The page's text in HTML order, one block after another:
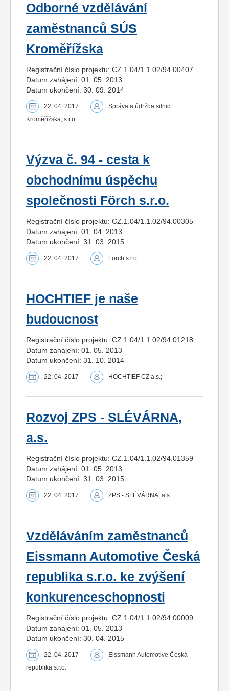
Odborné vzdělávání
zaměstnanců SÚS
Kroměřížska
Registrační číslo projektu: CZ.1.04/1.1.02/94.00407
Datum zahájení: 01. 05. 2013
Datum ukončení: 30. 09. 2014
22. 04. 2017
Správa a údržba silnic
Kroměřížska, s.r.o.
Výzva č. 94 - cesta k
obchodnímu úspěchu
společnosti Förch s.r.o.
Registrační číslo projektu: CZ.1.04/1.1.02/94.00305
Datum zahájení: 01. 04. 2013
Datum ukončení: 31. 03. 2015
22. 04. 2017 Förch s.r.o.
HOCHTIEF je naše
budoucnost
Registrační číslo projektu: CZ.1.04/1.1.02/94.01218
Datum zahájení: 01. 05. 2013
Datum ukončení: 31. 10. 2014
22. 04. 2017 HOCHTIEF CZ a.s.;
Rozvoj ZPS - SLÉVÁRNA,
a.s.
Registrační číslo projektu: CZ.1.04/1.1.02/94.01359
Datum zahájení: 01. 05. 2013
Datum ukončení: 31. 03. 2015
22. 04. 2017 ZPS - SLÉVÁRNA, a.s.
Vzděláváním zaměstnanců
Eissmann Automotive Česká
republika s.r.o. ke zvýšení
konkurenceschopnosti
Registrační číslo projektu: CZ.1.04/1.1.02/94.00009
Datum zahájení: 01. 05. 2013
Datum ukončení: 30. 04. 2015
22. 04. 2017
Eissmann Automotive Česká
republika s.r.o.